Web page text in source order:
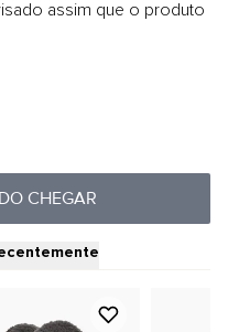
assim que o produto
CHEGAR